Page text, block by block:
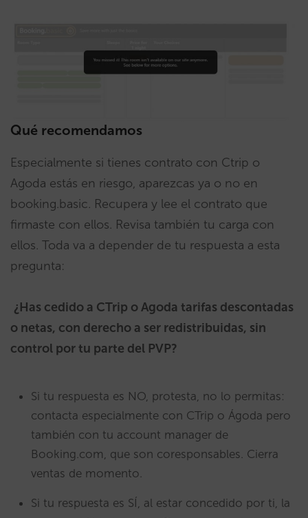
Qué recomendamos
Especialmente si tienes contrato con Ctrip o
Agoda estás en riesgo, aparezcas ya o no en
booking.basic. Recupera y lee el contrato que
firmaste con ellos. Revisa también tu carga con
ellos. Toda va a depender de tu respuesta a esta
pregunta:
¿Has cedido a CTrip o Agoda tarifas descontadas
o netas, con derecho a ser redistribuidas, sin
control por tu parte del PVP?
Si tu respuesta es NO, protesta, no lo permitas:
contacta especialmente con CTrip o Ágoda pero
también con tu account manager de
Booking.com, que son coresponsables. Cierra
ventas de momento.
Si tu respuesta es SÍ, al estar concedido por ti, la